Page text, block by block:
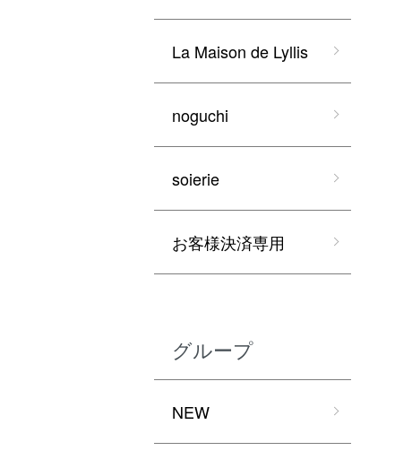
La Maison de Lyllis
noguchi
soierie
お客様決済専用
グループ
NEW